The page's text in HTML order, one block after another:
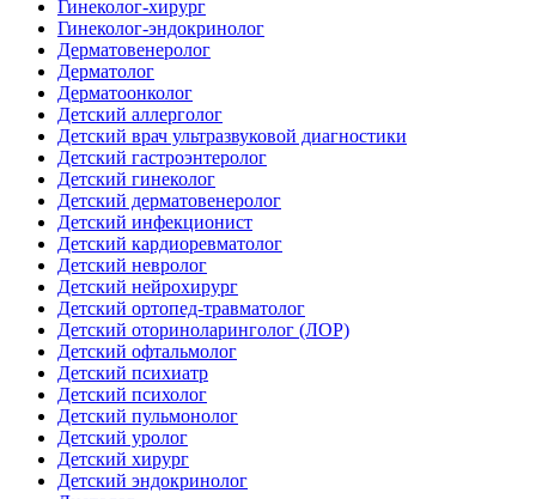
Гинеколог-хирург
Гинеколог-эндокринолог
Дерматовенеролог
Дерматолог
Дерматоонколог
Детский аллерголог
Детский врач ультразвуковой диагностики
Детский гастроэнтеролог
Детский гинеколог
Детский дерматовенеролог
Детский инфекционист
Детский кардиоревматолог
Детский невролог
Детский нейрохирург
Детский ортопед-травматолог
Детский оториноларинголог (ЛОР)
Детский офтальмолог
Детский психиатр
Детский психолог
Детский пульмонолог
Детский уролог
Детский хирург
Детский эндокринолог